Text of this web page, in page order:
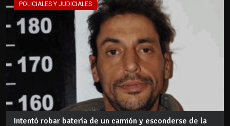
POLICIALES Y JUDICIALES
Intentó robar batería de un camión y esconderse de la